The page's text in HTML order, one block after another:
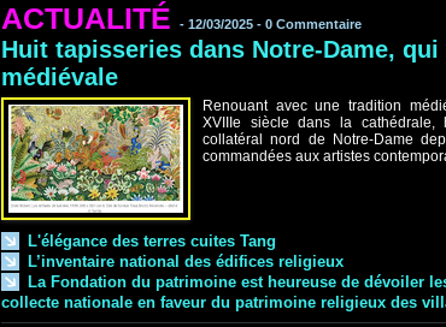
ACTUALITÉ - 12/03/2025 - 0 Commentaire
Huit tapisseries dans Notre-Dame,
médiévale
Renouant avec une tradition
XVIIIe siècle dans la cathédrale,
collatéral nord de Notre-Dame
commandées aux artistes
L'élégance des terres cuites Tang
L’inventaire national des édifices religieux
La Fondation du patrimoine est heureuse de dévoiler
collecte nationale en faveur du patrimoine religieux des